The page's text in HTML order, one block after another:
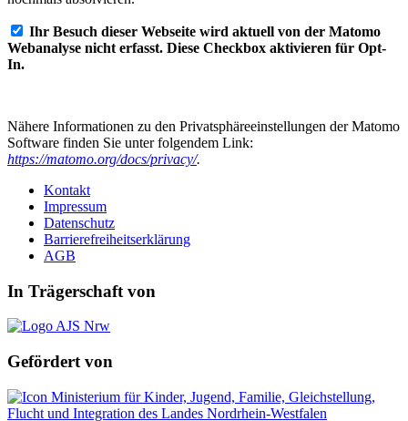
Ihr Besuch dieser Webseite wird aktuell von der Matomo
Webanalyse nicht erfasst. Diese Checkbox aktivieren für Opt-
In.
Nähere Informationen zu den Privatsphäreeinstellungen der Matomo
Software finden Sie unter folgendem Link:
https://matomo.org/docs/privacy/.
Kontakt
Impressum
Datenschutz
Barrierefreiheitserklärung
AGB
In Trägerschaft von
Gefördert von